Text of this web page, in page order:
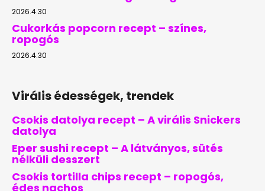
2026.4.30
Cukorkás popcorn recept – színes,
ropogós
2026.4.30
Virális édességek, trendek
Csokis datolya recept – A virális Snickers
datolya
Eper sushi recept – A látványos, sütés
nélküli desszert
Csokis tortilla chips recept – ropogós,
édes nachos